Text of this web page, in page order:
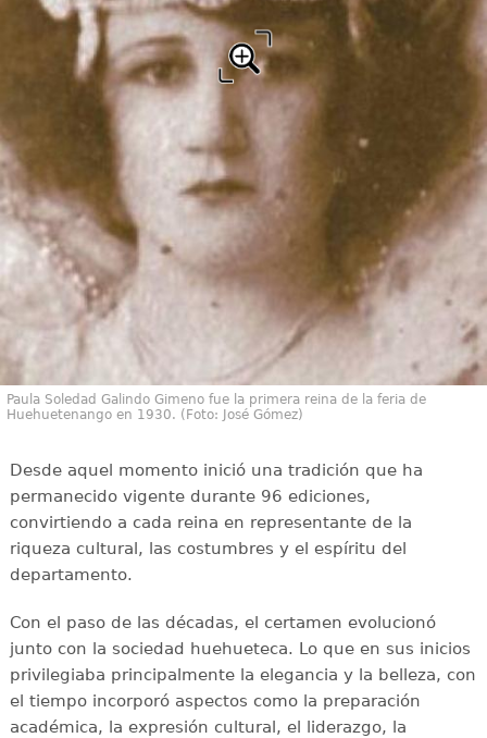
Paula Soledad Galindo Gimeno fue la primera reina de la feria de
Huehuetenango en 1930. (Foto: José Gómez)
Desde aquel momento inició una tradición que ha
permanecido vigente durante 96 ediciones,
convirtiendo a cada reina en representante de la
riqueza cultural, las costumbres y el espíritu del
departamento.
Con el paso de las décadas, el certamen evolucionó
junto con la sociedad huehueteca. Lo que en sus inicios
privilegiaba principalmente la elegancia y la belleza, con
el tiempo incorporó aspectos como la preparación
académica, la expresión cultural, el liderazgo, la